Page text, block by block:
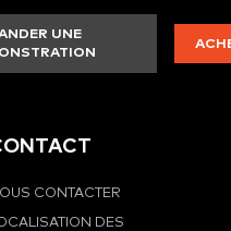
UNE
CONTACTER
DES